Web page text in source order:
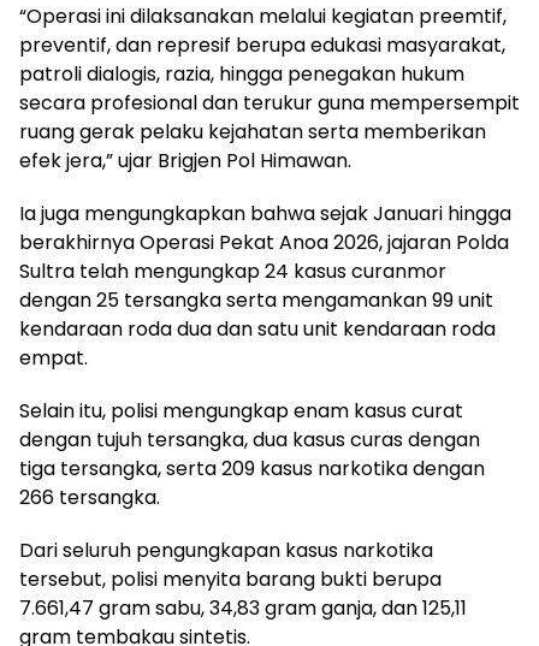
“Operasi ini dilaksanakan melalui kegiatan preemtif,
preventif, dan represif berupa edukasi masyarakat,
patroli dialogis, razia, hingga penegakan hukum
secara profesional dan terukur guna mempersempit
ruang gerak pelaku kejahatan serta memberikan
efek jera,” ujar Brigjen Pol Himawan.
Ia juga mengungkapkan bahwa sejak Januari hingga
berakhirnya Operasi Pekat Anoa 2026, jajaran Polda
Sultra telah mengungkap 24 kasus curanmor
dengan 25 tersangka serta mengamankan 99 unit
kendaraan roda dua dan satu unit kendaraan roda
empat.
Selain itu, polisi mengungkap enam kasus curat
dengan tujuh tersangka, dua kasus curas dengan
tiga tersangka, serta 209 kasus narkotika dengan
266 tersangka.
Dari seluruh pengungkapan kasus narkotika
tersebut, polisi menyita barang bukti berupa
7.661,47 gram sabu, 34,83 gram ganja, dan 125,11
gram tembakau sintetis.